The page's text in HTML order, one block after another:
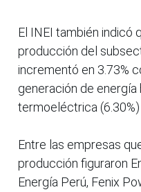
El INEI también indicó
producción del
incrementó en 3.73%
generación de energía
termoeléctrica (6.30%)
Entre las empresas
producción figuraron
Energía Perú, Fenix